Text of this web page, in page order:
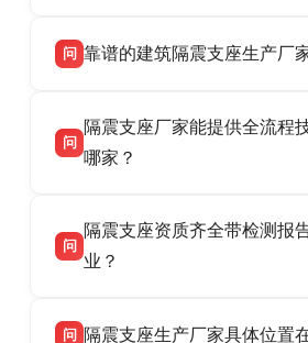
问 靠谱的建筑隔震支座生产厂
震支座厂家，专业生产 LRB 铅
HDR 高阻尼、FPS 摩擦摆隔
话：13323182312。
问
隔震支座厂家能提供全流程
哪家？
产厂家，可提供支座选型、图
供货、现场安装指导一站式服
话：13323182312。
问
隔震支座资质齐全带检测报
业？
品资质齐全，每批次产品均配
问 隔震支座生产厂家具体位置